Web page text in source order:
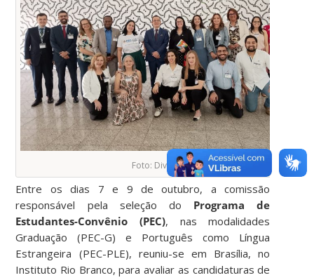
Foto: Divulgação/MEC
Entre os dias 7 e 9 de outubro, a comissão
responsável pela seleção do Programa de
Estudantes-Convênio (PEC), nas modalidades
Graduação (PEC-G) e Português como Língua
Estrangeira (PEC-PLE), reuniu-se em Brasília, no
Instituto Rio Branco, para avaliar as candidaturas de